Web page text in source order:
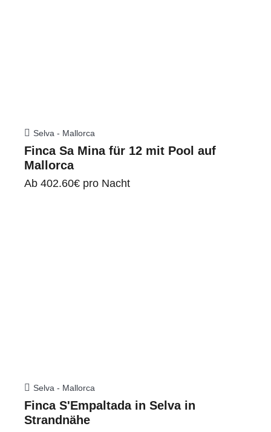
Selva - Mallorca
Finca Sa Mina für 12 mit Pool auf
Mallorca
Ab 402.60€ pro Nacht
Selva - Mallorca
Finca S'Empaltada in Selva in
Strandnähe